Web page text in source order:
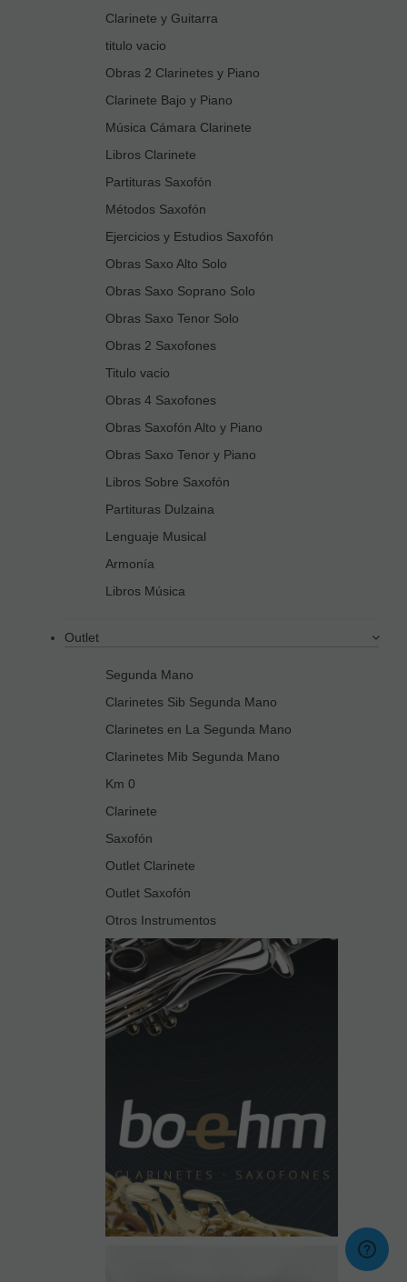
Clarinete y Guitarra
titulo vacio
Obras 2 Clarinetes y Piano
Clarinete Bajo y Piano
Música Cámara Clarinete
Libros Clarinete
Partituras Saxofón
Métodos Saxofón
Ejercicios y Estudios Saxofón
Obras Saxo Alto Solo
Obras Saxo Soprano Solo
Obras Saxo Tenor Solo
Obras 2 Saxofones
Titulo vacio
Obras 4 Saxofones
Obras Saxofón Alto y Piano
Obras Saxo Tenor y Piano
Libros Sobre Saxofón
Partituras Dulzaina
Lenguaje Musical
Armonía
Libros Música
Outlet
Segunda Mano
Clarinetes Sib Segunda Mano
Clarinetes en La Segunda Mano
Clarinetes Mib Segunda Mano
Km 0
Clarinete
Saxofón
Outlet Clarinete
Outlet Saxofón
Otros Instrumentos